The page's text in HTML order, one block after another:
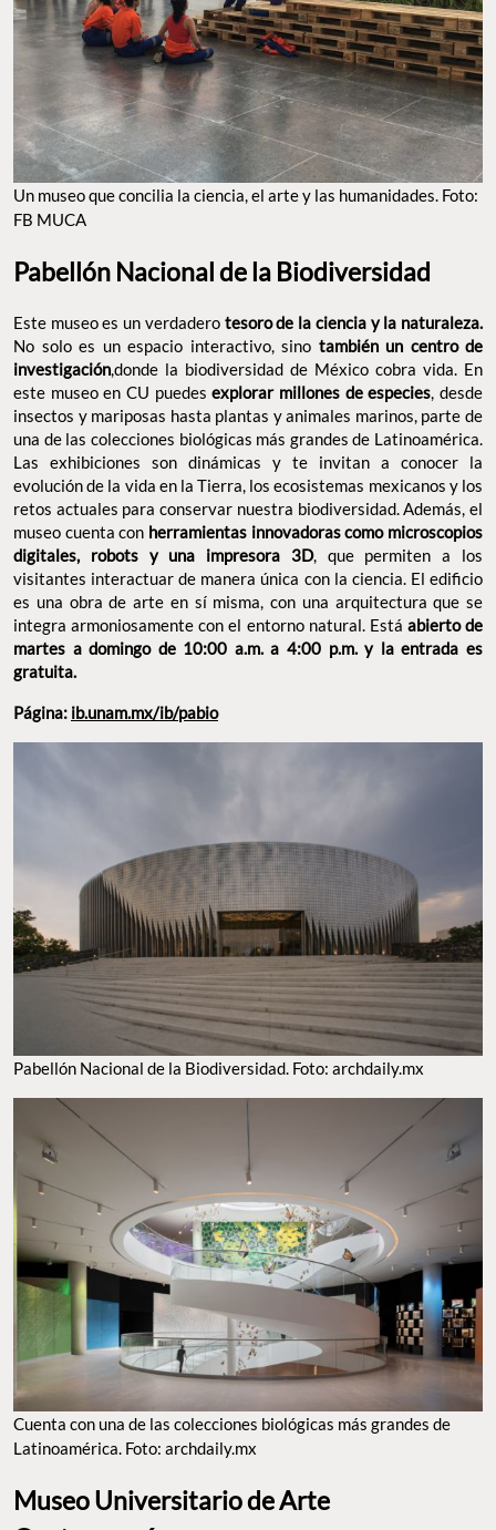
UN MUSEO QUE CONCILIA LA CIENCIA, EL ARTE Y LAS HUMANIDADES. FOTO: FB MUCA
Pabellón Nacional de la Biodiversidad
Este museo es un verdadero
tesoro de la ciencia y la naturaleza.
No solo es un espacio interactivo, sino también un centro de
investigación
,donde la biodiversidad de México cobra vida. En
este museo en CU puedesexplorar millones de especies, desde
insectos y mariposas hasta plantas y animales marinos, parte de
una de las colecciones biológicas más grandes de Latinoamérica.
retos actuales para conservar nuestra biodiversidad. Además, el
microscopios digitales, robots y una impresora 3D, que
permiten a los visitantes interactuar de manera única con la
ciencia. El edificio es una obra de arte en sí misma, con una
arquitectura que se integra armoniosamente con el entorno
natural. Estáabierto de martes a domingo de 10:00 a.m. a 4:00
p.m. y la entrada es gratuita.
Página:ib.unam.mx/ib/pabio
CUENTA CON UNA DE LAS COLECCIONES BIOLÓGICAS MÁS GRANDES DE LATINOAMÉRICA.
Museo Universitario de Arte
Contemporáneo
El MUAC es uno de losmuseos más emblemáticos de CUy el
primero en México
diseñado específicamente para el arte
contemporáneo.
Su arquitectura, obra del reconocidoTeodoro
González de León, es vanguardista y se integra perfectamente
con su entorno, creando espacios amplios y luminosos que son
ideales para mostrar arte contemporáneo. El museo tiene una
programación diversa que incluye exposiciones temporales,
proyectos especiales, residencias artísticas, talleres y
conferencias,con un enfoque en la experimentación artística.
cuenta con una colección permanente de obras de importantes